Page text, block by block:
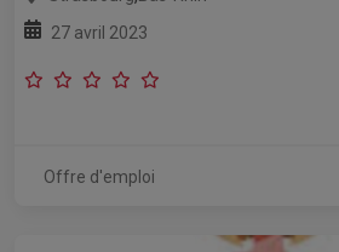
27 avril 2023
Offre d'emploi